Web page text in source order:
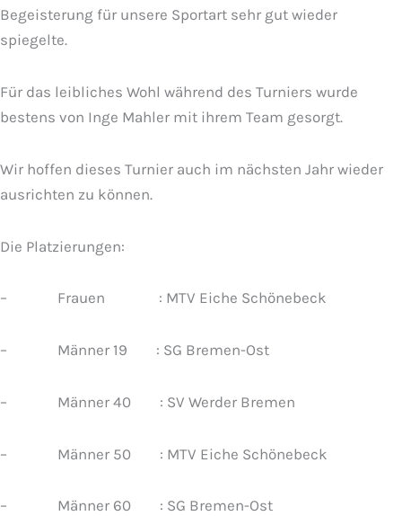
Begeisterung für unsere Sportart sehr gut wieder
spiegelte.
Für das leibliches Wohl während des Turniers wurde
bestens von Inge Mahler mit ihrem Team gesorgt.
Wir hoffen dieses Turnier auch im nächsten Jahr wieder
ausrichten zu können.
Die Platzierungen:
– Frauen : MTV Eiche Schönebeck
– Männer 19 : SG Bremen-Ost
– Männer 40 : SV Werder Bremen
– Männer 50 : MTV Eiche Schönebeck
– Männer 60 : SG Bremen-Ost